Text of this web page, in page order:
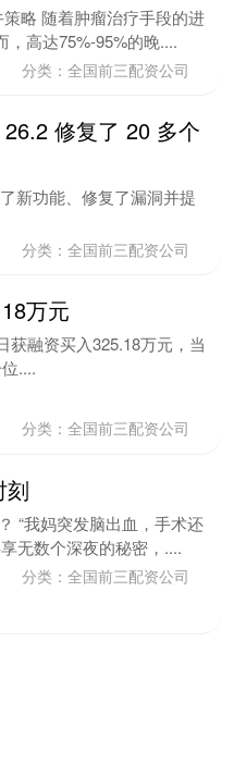
略 随着肿瘤治疗手段的进
高达75%-95%的晚....
分类： 全国前三配资公司
修复了 20 多个
新功能、修复了漏洞并提
分类： 全国前三配资公司
万元
获融资买入325.18万元，当
....
分类： 全国前三配资公司
刻
“我妈突发脑出血，手术还
无数个深夜的秘密，....
分类： 全国前三配资公司